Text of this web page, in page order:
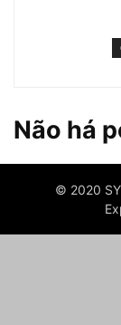
Não há
© 2020